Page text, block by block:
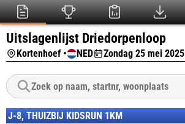
Uitslagenlijst Driedorpenloop
Kortenhoef • NED Zondag 25 mei 2025
J-8, THUIZBIJ KIDSRUN 1KM